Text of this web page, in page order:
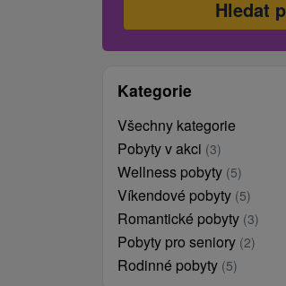
Kategorie
Všechny kategorie
Pobyty v akci (3)
Wellness pobyty (5)
Víkendové pobyty (5)
Romantické pobyty (3)
Pobyty pro seniory (2)
Rodinné pobyty (5)